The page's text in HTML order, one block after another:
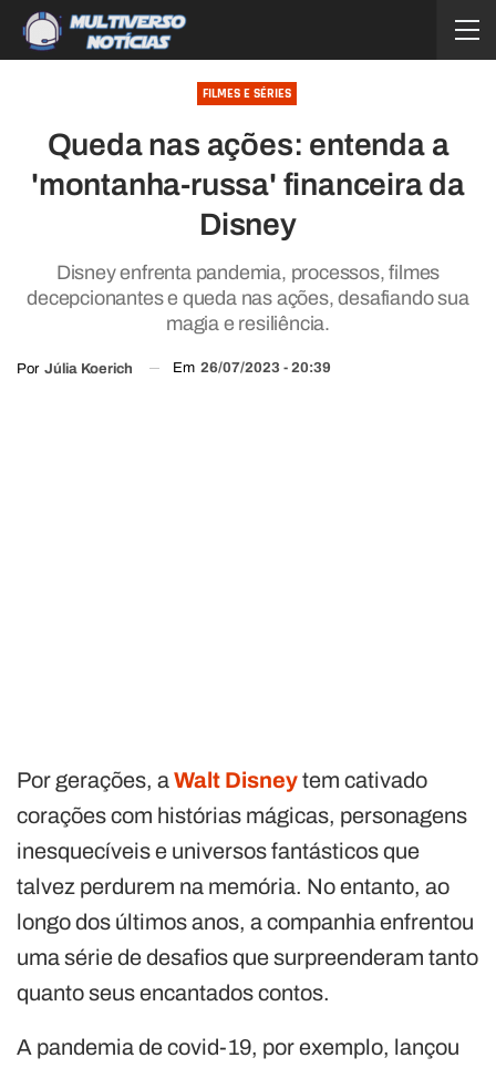
FILMES E SÉRIES
Queda nas ações: entenda a
'montanha-russa' financeira da
Disney
Disney enfrenta pandemia, processos, filmes
decepcionantes e queda nas ações, desafiando sua
magia e resiliência.
Por Júlia Koerich Em 26/07/2023 - 20:39
Por gerações, aWalt Disneytem cativado
corações com histórias mágicas, personagens
inesquecíveis e universos fantásticos que
talvez perdurem na memória. No entanto, ao
longo dos últimos anos, a companhia enfrentou
uma série de desafios que surpreenderam tanto
quanto seus encantados contos.
A pandemia de covid-19, por exemplo, lançou